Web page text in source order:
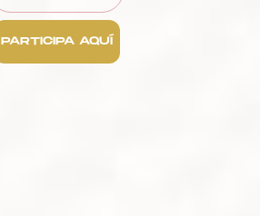
PARTICIPA AQUÍ